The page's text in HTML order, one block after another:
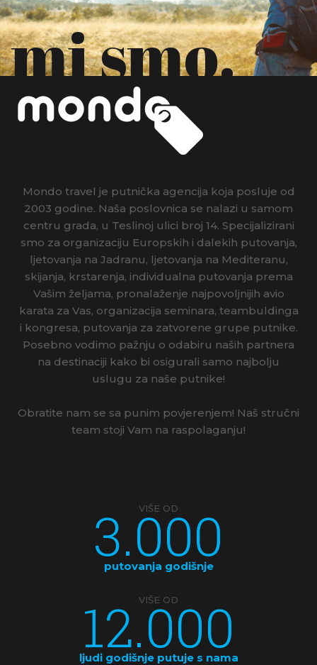
mi smo.
Mondo travel je putnička agencija koja posluje od
2003 godine. Naša poslovnica se nalazi u samom
centru grada, u Teslinoj ulici broj 14. Specijalizirani
smo za organizaciju Europskih i dalekih putovanja,
ljetovanja na Jadranu, ljetovanja na Mediteranu,
skijanja, krstarenja, individualna putovanja prema
Vašim željama, pronalaženje najpovoljnijih avio
karata za Vas, organizacija seminara, teambuldinga
i kongresa, putovanja za zatvorene grupe putnike.
Posebno vodimo pažnju o odabiru naših partnera
na destinaciji kako bi osigurali samo najbolju
uslugu za naše putnike!
Obratite nam se sa punim povjerenjem! Naš stručni
team stoji Vam na raspolaganju!
VIŠE OD
3.000
putovanja godišnje
VIŠE OD
12.000
ljudi godišnje putuje s nama